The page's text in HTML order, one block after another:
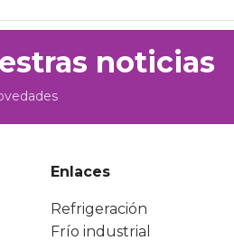
noticias
Enlaces
Refrigeración
Frío industrial